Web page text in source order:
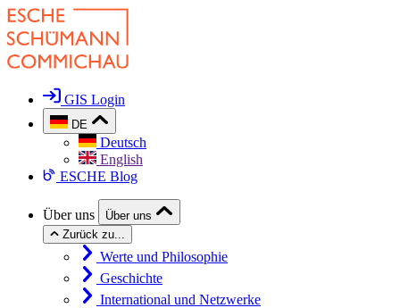
GIS Login
DE
Deutsch
English
ESCHE Blog
Über uns
Über uns
Zurück zu...
Werte und Philosophie
Geschichte
International und Netzwerke